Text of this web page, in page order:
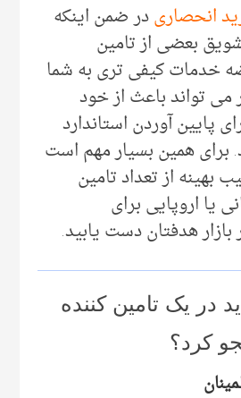
انحصاریدر ضمن اینکه
بعضی از تامین
خدمات کیفی تری به شما
تواند باعث از خود
پایین آوردن استاندارد
برای همین بسیار مهم است
بهینه از تعداد تامین
یا اروپایی برای
هدفتان دست یابید.
در یک تامین کننده
کرد؟